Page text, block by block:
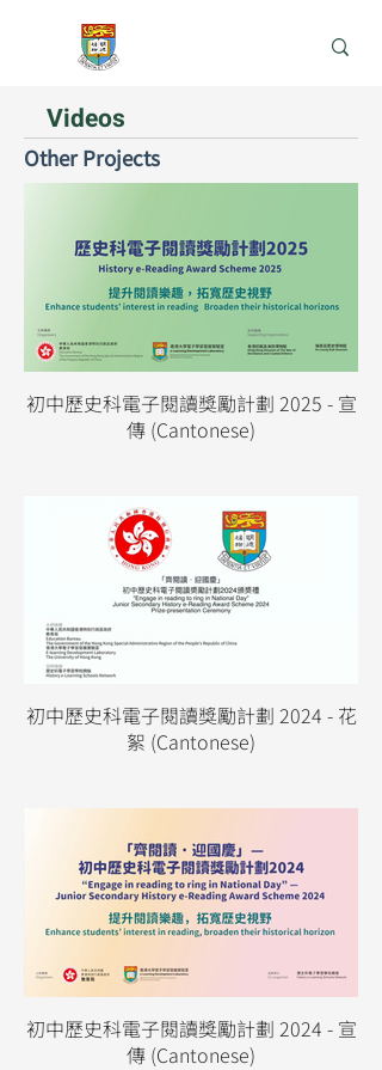
Videos
Other Projects
初中歷史科電子閱讀獎勵計劃 2025 - 宣
傳 (Cantonese)
初中歷史科電子閱讀獎勵計劃 2024 - 花
絮 (Cantonese)
初中歷史科電子閱讀獎勵計劃 2024 - 宣
傳 (Cantonese)